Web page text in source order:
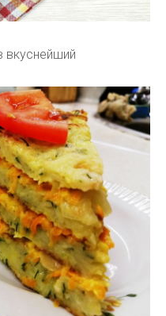
вкуснейший